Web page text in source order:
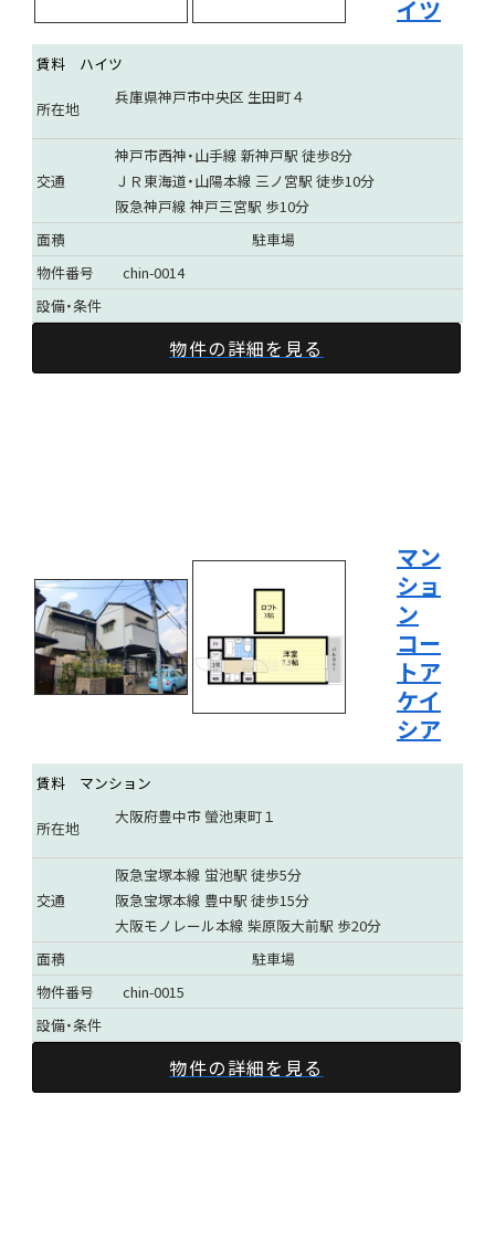
イツ
賃料 ハイツ
所在地
兵庫県神戸市中央区 生田町４
交通
神戸市西神・山手線 新神戸駅 徒歩8分
ＪＲ東海道・山陽本線 三ノ宮駅 徒歩10分
阪急神戸線 神戸三宮駅 歩10分
面積
駐車場
物件番号
chin-0014
設備・条件
物件の詳細を見る
マン
ショ
ン
コー
トア
ケイ
シア
賃料 マンション
所在地
大阪府豊中市 螢池東町１
交通
阪急宝塚本線 蛍池駅 徒歩5分
阪急宝塚本線 豊中駅 徒歩15分
大阪モノレール本線 柴原阪大前駅 歩20分
面積
駐車場
物件番号
chin-0015
設備・条件
物件の詳細を見る